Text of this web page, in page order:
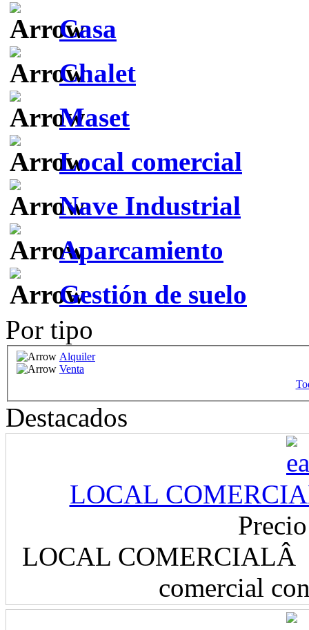
Casa
Chalet
Maset
Local comercial
Nave Industrial
Aparcamiento
Gestión de suelo
Por tipo
Alquiler
Venta
Destacados
LOCAL
LOCAL COMERCIALÂ
comercial